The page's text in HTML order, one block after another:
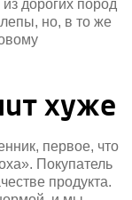
дорогих пород
но, в то же
хуже
первое, что
Покупатель
продукта.